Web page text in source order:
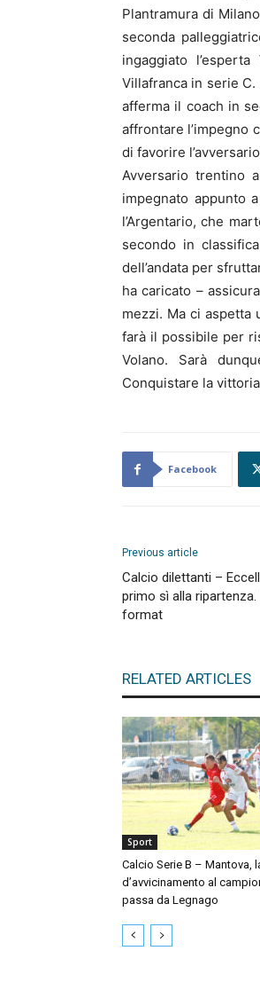
Plantramura di
seconda
ingaggiato
Villafranca in serie
afferma il coach in
affrontare l’impegno
di favorire
Avversario trentino
impegnato appunto
l’Argentario, che
secondo in
dell’andata per
ha caricato –
mezzi. Ma ci aspetta
farà il possibile per
Volano. Sarà
Conquistare la
Facebook
Previous article
Calcio dilettanti –
primo sì alla
format
RELATED ARTICLES
Sport
Calcio Serie B – Mantova,
d’avvicinamento al
passa da Legnago